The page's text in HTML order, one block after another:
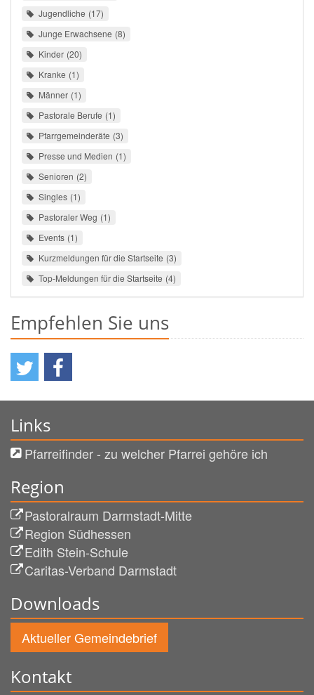
Jugendliche 17
Junge Erwachsene 8
Kinder 20
Kranke 1
Männer 1
Pastorale Berufe 1
Pfarrgemeinderäte 3
Presse und Medien 1
Senioren 2
Singles 1
Pastoraler Weg 1
Events 1
Kurzmeldungen für die Startseite 3
Top-Meldungen für die Startseite 4
Empfehlen Sie uns
Links
Pfarreifinder - zu welcher Pfarrei gehöre ich
Region
Pastoralraum Darmstadt-Mitte
Region Südhessen
Edith Stein-Schule
Caritas-Verband Darmstadt
Downloads
Aktueller Gemeindebrief
Kontakt